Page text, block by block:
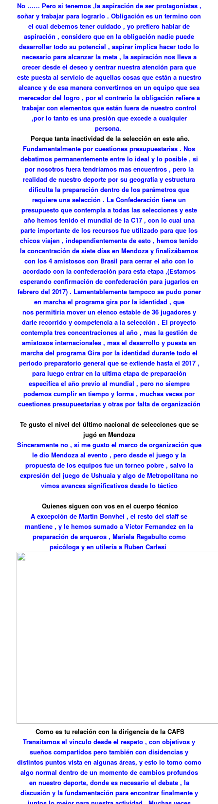
No …… Pero si tenemos ,la aspiración de ser protagonistas ,
soñar y trabajar para lograrlo . Obligación es un termino con
el cual debemos tener cuidado , yo prefiero hablar de
aspiración , considero que en la obligación nadie puede
desarrollar todo su potencial , aspirar implica hacer todo lo
necesario para alcanzar la meta , la aspiración nos lleva a
crecer desde el deseo y centrar nuestra atención para que
este puesta al servicio de aquellas cosas que están a nuestro
alcance y de esa manera convertirnos en un equipo que sea
merecedor del logro , por el contrario la obligación refiere a
trabajar con elementos que están fuera de nuestro control
,por lo tanto es una presión que excede a cualquier
persona.
Porque tanta inactividad de la selección en este año.
Fundamentalmente por cuestiones presupuestarias . Nos
debatimos permanentemente entre lo ideal y lo posible , si
por nosotros fuera tendríamos mas encuentros , pero la
realidad de nuestro deporte por su geografía y estructura
dificulta la preparación dentro de los parámetros que
requiere una selección . La Confederación tiene un
presupuesto que contempla a todas las selecciones y este
año hemos tenido el mundial de la C17 , con lo cual una
parte importante de los recursos fue utilizado para que los
chicos viajen , independientemente de esto , hemos tenido
la concentración de siete días en Mendoza y finalizábamos
con los 4 amistosos con Brasil para cerrar el año con lo
acordado con la confederación para esta etapa ,(Estamos
esperando confirmación de confederación para jugarlos en
febrero del 2017) . Lamentablemente tampoco se pudo poner
en marcha el programa gira por la identidad , que
nos permitiría mover un elenco estable de 36 jugadores y
darle recorrido y competencia a la selección . El proyecto
contempla tres concentraciones al año , mas la gestión de
amistosos internacionales , mas el desarrollo y puesta en
marcha del programa Gira por la identidad durante todo el
periodo preparatorio general que se extiende hasta el 2017 ,
para luego entrar en la ultima etapa de preparación
especifica el año previo al mundial , pero no siempre
podemos cumplir en tiempo y forma , muchas veces por
cuestiones presupuestarias y otras por falta de organización
Te gusto el nivel del último nacional de selecciones que se
jugó en Mendoza
Sinceramente no , si me gusto el marco de organización que
le dio Mendoza al evento , pero desde el juego y la
propuesta de los equipos fue un torneo pobre , salvo la
expresión del juego de Ushuaia y algo de Metropolitana no
vimos avances significativos desde lo táctico
Quienes siguen con vos en el cuerpo técnico
A excepción de Martin Bonvhei , el resto del staff se
mantiene , y le hemos sumado a Víctor Fernandez en la
preparación de arqueros , Mariela Regabulto como
psicóloga y en utilería a Ruben Carlesi
Como es tu relación con la dirigencia de la CAFS
Transitamos el vinculo desde el respeto , con objetivos y
sueños compartidos pero también con disidencias y
distintos puntos vista en algunas áreas, y esto lo tomo como
algo normal dentro de un momento de cambios profundos
en nuestro deporte, donde es necesario el debate , la
discusión y la fundamentación para encontrar finalmente y